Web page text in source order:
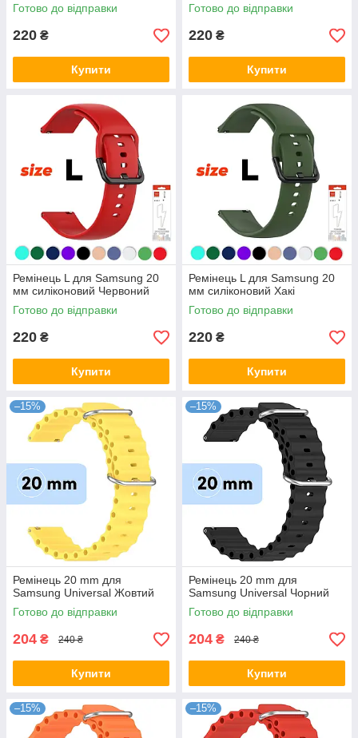
Готово до відправки
220 ₴
Купити
Готово до відправки
220 ₴
Купити
Ремінець L для Samsung 20
мм силіконовий Червоний
Готово до відправки
220 ₴
Купити
Ремінець L для Samsung 20
мм силіконовий Хакі
Готово до відправки
220 ₴
Купити
–15%
Ремінець 20 mm для
Samsung Universal Жовтий
Готово до відправки
204 ₴ 240 ₴
Купити
–15%
Ремінець 20 mm для
Samsung Universal Чорний
Готово до відправки
204 ₴ 240 ₴
Купити
–15% –15%